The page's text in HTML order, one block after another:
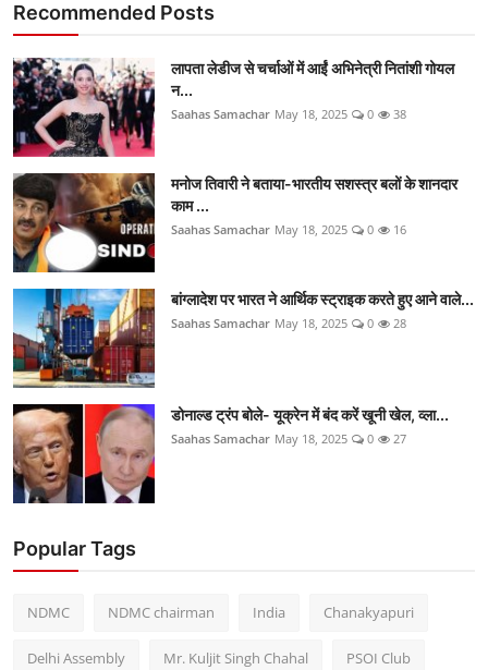
Recommended Posts
लापता लेडीज से चर्चाओं में आईं अभिनेत्री नितांशी गोयल
न...
Saahas Samachar May 18, 2025 0 38
मनोज तिवारी ने बताया-भारतीय सशस्त्र बलों के शानदार
काम ...
Saahas Samachar May 18, 2025 0 16
बांग्लादेश पर भारत ने आर्थिक स्ट्राइक करते हुए आने वाले...
Saahas Samachar May 18, 2025 0 28
डोनाल्ड ट्रंप बोले- यूक्रेन में बंद करें खूनी खेल, व्ला...
Saahas Samachar May 18, 2025 0 27
Popular Tags
NDMC NDMC chairman India Chanakyapuri
Delhi Assembly Mr. Kuljit Singh Chahal PSOI Club